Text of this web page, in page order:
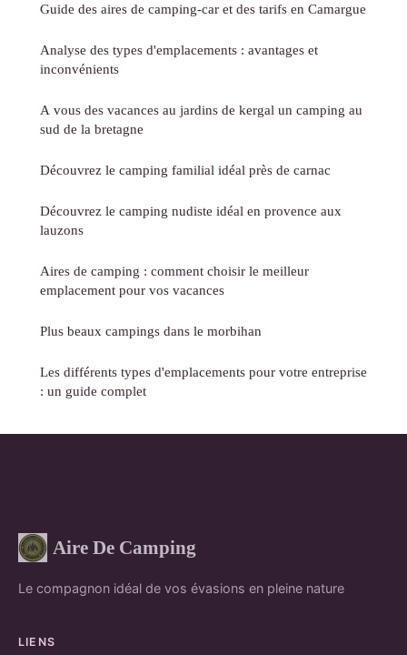
Guide des aires de camping-car et des tarifs en Camargue
Analyse des types d'emplacements : avantages et
inconvénients
A vous des vacances au jardins de kergal un camping au
sud de la bretagne
Découvrez le camping familial idéal près de carnac
Découvrez le camping nudiste idéal en provence aux
lauzons
Aires de camping : comment choisir le meilleur
emplacement pour vos vacances
Plus beaux campings dans le morbihan
Les différents types d'emplacements pour votre entreprise
: un guide complet
Aire De Camping
Le compagnon idéal de vos évasions en pleine nature
LIENS